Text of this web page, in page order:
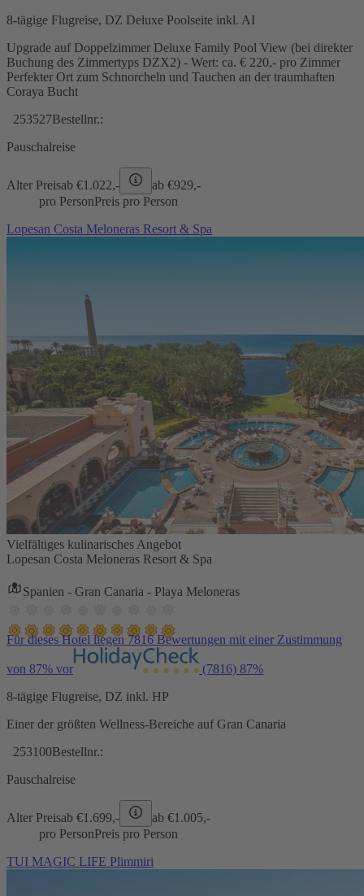
8-tägige Flugreise, DZ Deluxe Poolseite inkl. AI
Upgrade auf Doppelzimmer Deluxe Family Pool View (bei direkter
Buchung des Zimmertyps DZX2) - Wert: ca. € 220,- pro Zimmer
Perfekter Ort zum Schnorcheln und Tauchen an der traumhaften
Coraya Bucht
253527Bestellnr.:
Pauschalreise
Alter Preisab €1.022,- ab €929,-
pro PersonPreis pro Person
Lopesan Costa Meloneras Resort & Spa
Vielfältiges kulinarisches Angebot
Lopesan Costa Meloneras Resort & Spa
Spanien - Gran Canaria - Playa Meloneras
Für dieses Hotel liegen 7816 Bewertungen mit einer Zustimmung
von 87% vor (7816) 87%
8-tägige Flugreise, DZ inkl. HP
Einer der größten Wellness-Bereiche auf Gran Canaria
253100Bestellnr.:
Pauschalreise
Alter Preisab €1.699,- ab €1.005,-
pro PersonPreis pro Person
TUI MAGIC LIFE Plimmiri